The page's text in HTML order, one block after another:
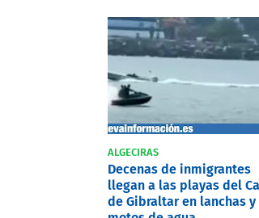
ALGECIRAS
Decenas de inmigrantes
llegan a las playas del
de Gibraltar en lanchas y